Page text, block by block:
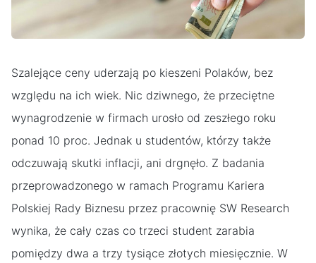
Szalejące ceny uderzają po kieszeni Polaków, bez
względu na ich wiek. Nic dziwnego, że przeciętne
wynagrodzenie w firmach urosło od zeszłego roku
ponad 10 proc. Jednak u studentów, którzy także
odczuwają skutki inflacji, ani drgnęło. Z badania
przeprowadzonego w ramach Programu Kariera
Polskiej Rady Biznesu przez pracownię SW Research
wynika, że cały czas co trzeci student zarabia
pomiędzy dwa a trzy tysiące złotych miesięcznie. W